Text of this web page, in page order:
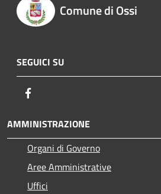
Comune di Ossi
SEGUICI SU
AMMINISTRAZIONE
Organi di Governo
Aree Amministrative
Uffici